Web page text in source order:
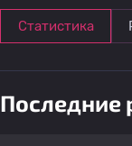
Статистика
Последние